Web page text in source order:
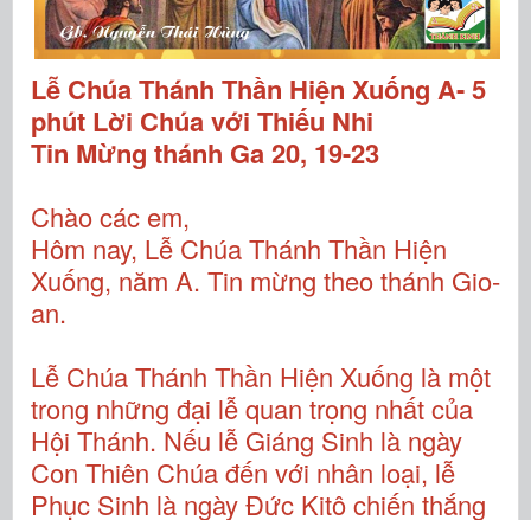
Lễ Chúa Thánh Thần Hiện Xuống A- 5
phút Lời Chúa với Thiếu Nhi
Tin Mừng thánh Ga 20, 19-23
Chào các em,
Hôm nay, Lễ Chúa Thánh Thần Hiện
Xuống, năm A. Tin mừng theo thánh Gio-
an.
Lễ Chúa Thánh Thần Hiện Xuống là một
trong những đại lễ quan trọng nhất của
Hội Thánh. Nếu lễ Giáng Sinh là ngày
Con Thiên Chúa đến với nhân loại, lễ
Phục Sinh là ngày Đức Kitô chiến thắng